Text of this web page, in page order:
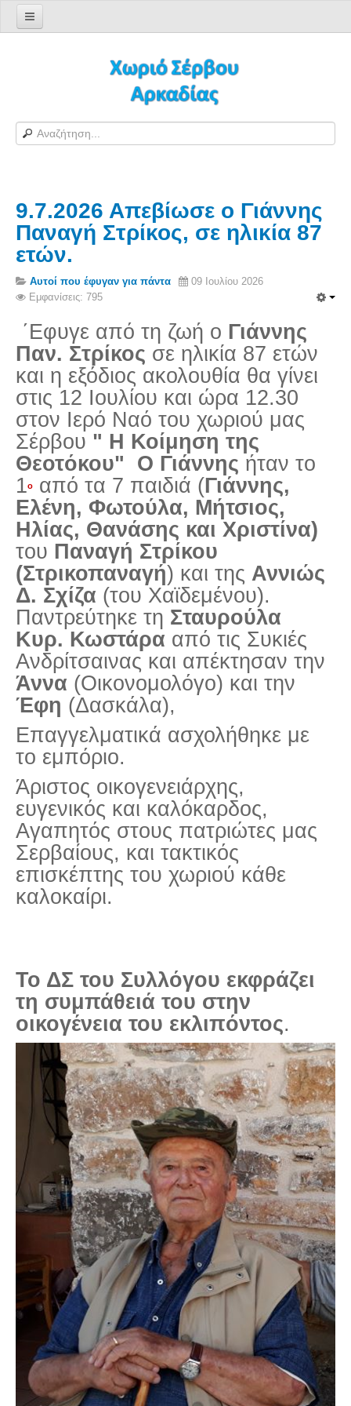
Φόρμα εγγραφής χρήστη
H Ιστοσελίδα μας
Αράπηδες
Αξιοθέατα
Χάρτης ευρύτερης περιοχής
Σέρβου - Δορυφορική Google
Σέρβου και Δήμος Γορτυνίας
Σερβαίοι
Σερβαίοι Συγγραφείς/Λογoτέχνες
Σερβαίοι Καλλιτέχνες
Γραφή Πατριωτών/Συνεργατών
Σερβαίοι Αγωνιστές/Πεσόντες
Σερβαίοι για το Σέρβου
Σύνδεσμος Σερβαίων
Εφημερίδα Αρτοζήνος
Ηλεκτρονική έκδοση Αρτοζήνου
Θέματα και δράσεις Συνδέσμου
Ανακοινώσεις
Η ιστοσελίδα μας
Χάρτης του Site (Sitemap)
Επικοινωνία
Τα Νέα
Τα Τελευταία Νέα
Αυτοί που έφυγαν για πάντα
Γάμοι - Γεννήσεις - Βαπτίσεις
Επιτυχίες - Διακρίσεις
Μηνύματα Επισκεπτών
παλιά αρχειοθετημένα
Λαογραφία
Πολιτιστικά
Δημοτικά Τραγούδια
Videos
Albums Φωτογραφιών
Παλιές Φωτογραφίες του 1930
Πετρόκτιστα Σπίτια - Εκκλησίες
Πανοραμικές φωτογραφίες
Σύνδεσμοι
9.7.2026 Απεβίωσε ο Γιάννης
Παναγή Στρίκος, σε ηλικία 87
ετών.
Αυτοί που έφυγαν για πάντα
09 Ιουλίου 2026
Εμφανίσεις: 795
΄Εφυγε από τη ζωή ο Γιάννης
Παν. Στρίκος σε ηλικία 87 ετών
και η εξόδιος ακολουθία θα γίνει
στις 12 Ιουλίου και ώρα 12.30
στον Ιερό Ναό του χωριού μας
Σέρβου " Η Κοίμηση της
Θεοτόκου"
Ο Γιάννης ήταν το
1ο από τα 7 παιδιά (Γιάννης,
Ελένη, Φωτούλα, Μήτσιος,
Ηλίας, Θανάσης και Χριστίνα)
του Παναγή Στρίκου
(Στρικοπαναγή) και της Αννιώς
Δ. Σχίζα (του Χαϊδεμένου).
Παντρεύτηκε τη Σταυρούλα
Κυρ. Κωστάρα από τις Συκιές
Ανδρίτσαινας και απέκτησαν την
Άννα (Οικονομολόγο) και την
Έφη (Δασκάλα),
Επαγγελματικά ασχολήθηκε με
το εμπόριο.
Άριστος οικογενειάρχης,
ευγενικός και καλόκαρδος,
Αγαπητός στους πατριώτες μας
Σερβαίους, και τακτικός
επισκέπτης του χωριού κάθε
καλοκαίρι.
Το ΔΣ του Συλλόγου εκφράζει
τη συμπάθειά του στην
οικογένεια του εκλιπόντος.